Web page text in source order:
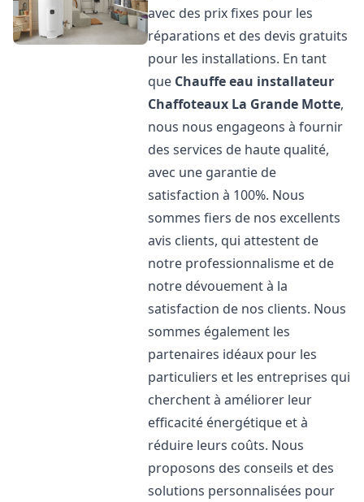
avec des prix fixes pour les
réparations et des devis gratuits
pour les installations. En tant
que Chauffe eau installateur
Chaffoteaux La Grande Motte,
nous nous engageons à fournir
des services de haute qualité,
avec une garantie de
satisfaction à 100%. Nous
sommes fiers de nos excellents
avis clients, qui attestent de
notre professionnalisme et de
notre dévouement à la
satisfaction de nos clients. Nous
sommes également les
partenaires idéaux pour les
particuliers et les entreprises qui
cherchent à améliorer leur
efficacité énergétique et à
réduire leurs coûts. Nous
proposons des conseils et des
solutions personnalisées pour